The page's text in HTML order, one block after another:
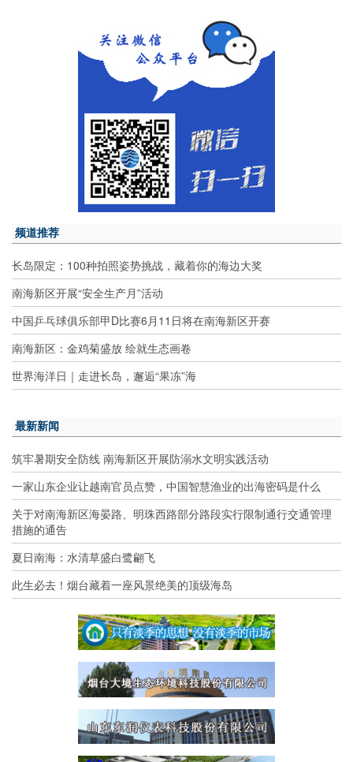
频道推荐
长岛限定：100种拍照姿势挑战，藏着你的海边大奖
南海新区开展“安全生产月”活动
中国乒乓球俱乐部甲D比赛6月11日将在南海新区开赛
南海新区：金鸡菊盛放 绘就生态画卷
世界海洋日｜走进长岛，邂逅“果冻”海
最新新闻
筑牢暑期安全防线 南海新区开展防溺水文明实践活动
一家山东企业让越南官员点赞，中国智慧渔业的出海密码是什么
关于对南海新区海晏路、明珠西路部分路段实行限制通行交通管理
措施的通告
夏日南海：水清草盛白鹭翩飞
此生必去！烟台藏着一座风景绝美的顶级海岛